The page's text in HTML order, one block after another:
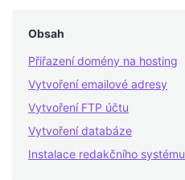
Obsah
Přiřazení domény na hosting
Vytvoření emailové adresy
Vytvoření FTP účtu
Vytvoření databáze
Instalace redakčního systému